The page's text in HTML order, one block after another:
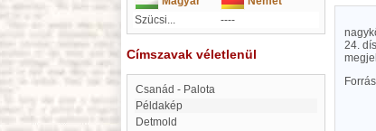
Szücsi...
----
Címszavak véletlenül
Csanád - Palota
Példakép
Detmold
24.